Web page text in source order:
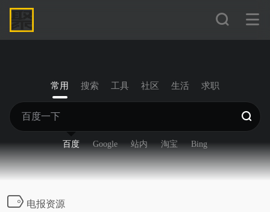
常用 搜索 工具 社区 生活 求职
百度 Google 站内 淘宝 Bing
电报资源